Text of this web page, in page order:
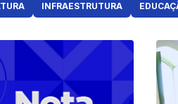
INFRAESTRUTURA